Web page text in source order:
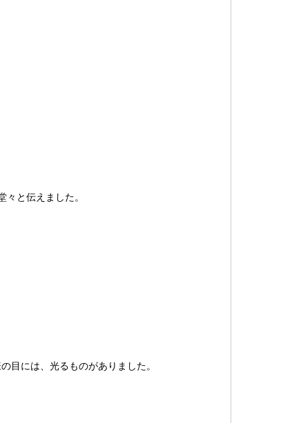
と伝えました。
目には、光るものがありました。